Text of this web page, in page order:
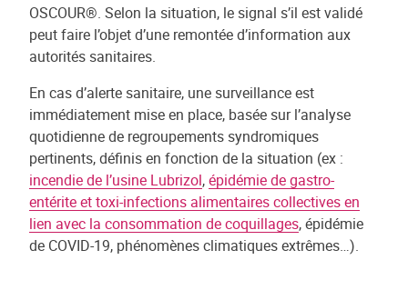
OSCOUR®. Selon la situation, le signal s’il est validé
peut faire l’objet d’une remontée d’information aux
autorités sanitaires.
En cas d’alerte sanitaire, une surveillance est
immédiatement mise en place, basée sur l’analyse
quotidienne de regroupements syndromiques
pertinents, définis en fonction de la situation (ex :
incendie de l’usine Lubrizol,épidémie de gastro-
entérite et toxi-infections alimentaires collectives en
lien avec la consommation de coquillages, épidémie
de COVID-19, phénomènes climatiques extrêmes…).